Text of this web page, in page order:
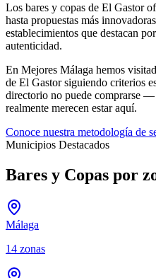
Los bares y copas de El Gastor
hasta propuestas más
establecimientos que destacan
autenticidad.
En Mejores Málaga hemos
de El Gastorsiguiendo criterios
directorio no puede comprarse —
realmente merecen estar aquí.
Conoce nuestra metodología de
Municipios Destacados
Bares y Copas por
Málaga
14 zonas